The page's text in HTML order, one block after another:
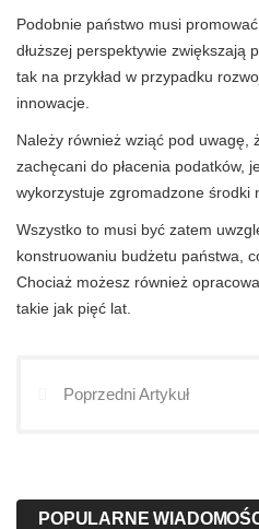
Podobnie państwo musi
dłuższej perspektywie zwiększają
tak na przykład w przypadku
innowacje.
Należy również wziąć pod uwagę,
zachęcani do płacenia podatków,
wykorzystuje zgromadzone środki
Wszystko to musi być zatem
konstruowaniu budżetu państwa,
Chociaż możesz również
takie jak pięć lat.
Poprzedni Artykuł
POPULARNE